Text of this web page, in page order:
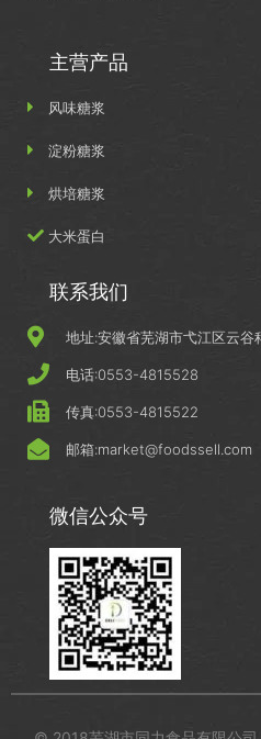
主营产品
风味糖浆
淀粉糖浆
烘培糖浆
大米蛋白
联系我们
地址:安徽省芜湖市弋江区云谷
电话:0553-4815528
传真:0553-4815522
邮箱:market@foodssell.com
微信公众号